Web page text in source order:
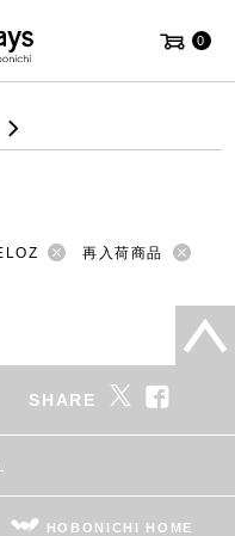
0
再入荷商品
SHARE
HOBONICHI HOME